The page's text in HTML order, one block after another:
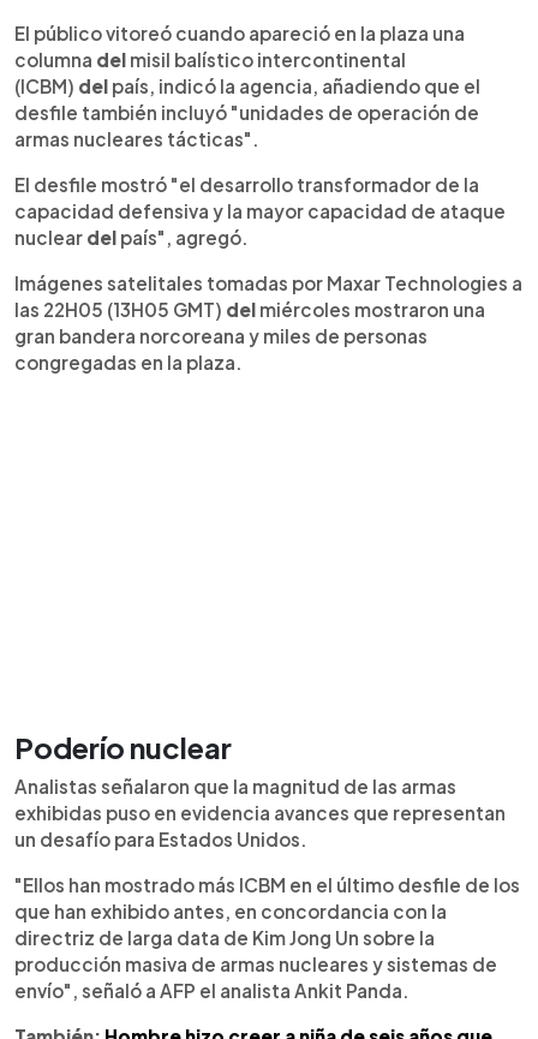
El público vitoreó cuando apareció en la plaza una
columna del misil balístico intercontinental
(ICBM) del país, indicó la agencia, añadiendo que el
desfile también incluyó "unidades de operación de
armas nucleares tácticas".
El desfile mostró "el desarrollo transformador de la
capacidad defensiva y la mayor capacidad de ataque
nuclear del país", agregó.
Imágenes satelitales tomadas por Maxar Technologies a
las 22H05 (13H05 GMT) del miércoles mostraron una
gran bandera norcoreana y miles de personas
congregadas en la plaza.
Poderío nuclear
Analistas señalaron que la magnitud de las armas
exhibidas puso en evidencia avances que representan
un desafío para Estados Unidos.
"Ellos han mostrado más ICBM en el último desfile de los
que han exhibido antes, en concordancia con la
directriz de larga data de Kim Jong Un sobre la
producción masiva de armas nucleares y sistemas de
envío", señaló a AFP el analista Ankit Panda.